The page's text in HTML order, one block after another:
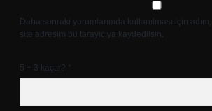
Daha sonraki yorumlarımda kullanılması için
site adresim bu tarayıcıya kaydedilsin.
5 + 3 kaçtır? *